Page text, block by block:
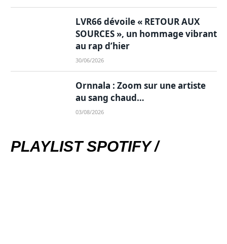
LVR66 dévoile « RETOUR AUX
SOURCES », un hommage vibrant
au rap d’hier
30/06/2026
Ornnala : Zoom sur une artiste
au sang chaud…
03/08/2026
PLAYLIST SPOTIFY /